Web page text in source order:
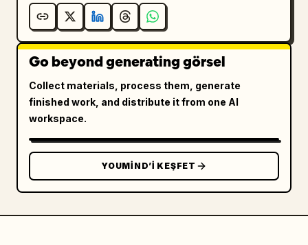
界】","visible_elements_count":2,"visible_elem
ents":["dünya adı metni","aynı ters saat
şehrinin küçük dikdörtgen
illüstrasyonu"],"world_name":"
","body_text":"Zamanın yukarıdan aşağıya
aktığı ters bir dünya. Geçmişin geleceğe
aktığı ve anıların jeolojik katmanlar gibi
biriktiği gizemli bir yer."},
{"position":"orta sağ alt","title":"【ラッキー
アイテ
ム】","visible_elements_count":2,"visible_elem
Go beyond generating görsel
Collect materials, process them, generate
finished work, and distribute it from one AI
workspace.
YOUMIND’I KEŞFET